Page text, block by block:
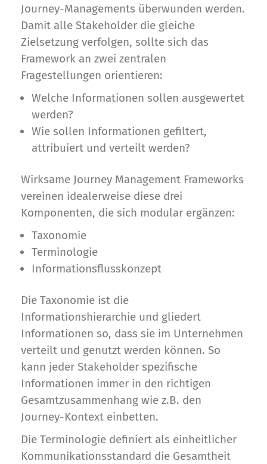
Journey-Managements überwunden werden.
Damit alle Stakeholder die gleiche
Zielsetzung verfolgen, sollte sich das
Framework an zwei zentralen
Fragestellungen orientieren:
Welche Informationen sollen ausgewertet
werden?
Wie sollen Informationen gefiltert,
attribuiert und verteilt werden?
Wirksame Journey Management Frameworks
vereinen idealerweise diese drei
Komponenten, die sich modular ergänzen:
Taxonomie
Terminologie
Informationsflusskonzept
Die Taxonomie ist die
Informationshierarchie und gliedert
Informationen so, dass sie im Unternehmen
verteilt und genutzt werden können. So
kann jeder Stakeholder spezifische
Informationen immer in den richtigen
Gesamtzusammenhang wie z.B. den
Journey-Kontext einbetten.
Die Terminologie definiert als einheitlicher
Kommunikationsstandard die Gesamtheit